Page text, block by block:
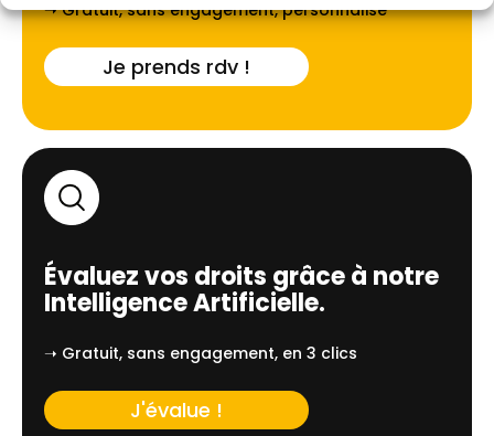
➝ Gratuit, sans engagement, personnalisé
Je prends rdv !
Évaluez vos droits grâce à notre
Intelligence Artificielle.
➝ Gratuit, sans engagement, en 3 clics
J'évalue !